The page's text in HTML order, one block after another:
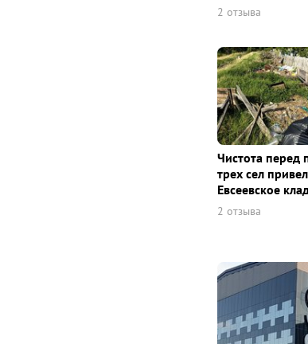
2 отзыва
Чистота перед
трех сел
Евсеевское
2 отзыва